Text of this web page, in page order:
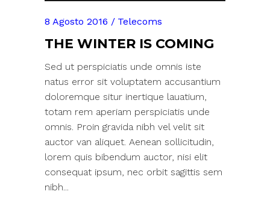
8 Agosto 2016 Telecoms
THE WINTER IS COMING
Sed ut perspiciatis unde omnis iste
natus error sit voluptatem accusantium
doloremque situr inertique lauatium,
totam rem aperiam perspiciatis unde
omnis. Proin gravida nibh vel velit sit
auctor van aliquet. Aenean sollicitudin,
lorem quis bibendum auctor, nisi elit
consequat ipsum, nec orbit sagittis sem
nibh...